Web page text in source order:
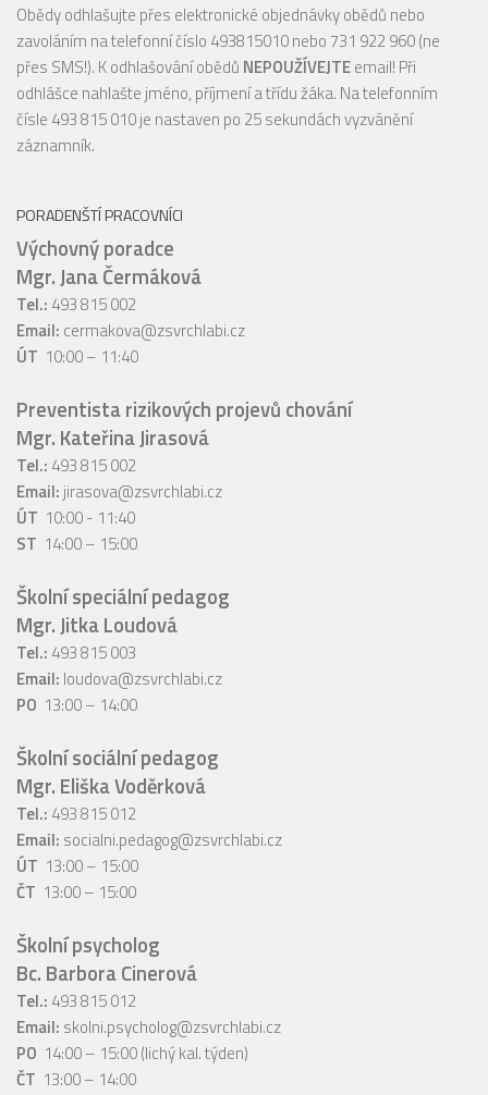
Obědy odhlašujte přes elektronické objednávky obědů nebo
zavoláním na telefonní číslo 493815010 nebo 731 922 960 (ne
přes SMS!). K odhlašování obědů NEPOUŽÍVEJTEemail! Při
odhlášce nahlašte jméno, příjmení a třídu žáka. Na telefonním
čísle 493 815 010 je nastaven po 25 sekundách vyzvánění
záznamník.
PORADENŠTÍ PRACOVNÍCI
Výchovný poradce
Mgr. Jana Čermáková
Tel.: 493 815 002
Email: cermakova@zsvrchlabi.cz
ÚT 10:00 – 11:40
Preventista rizikových projevů chování
Mgr. Kateřina Jirasová
Tel.: 493 815 002
Email: jirasova@zsvrchlabi.cz
ÚT 10:00 - 11:40
ST 14:00 – 15:00
Školní speciální pedagog
Mgr. Jitka Loudová
Tel.: 493 815 003
Email: loudova@zsvrchlabi.cz
PO 13:00 – 14:00
Školní sociální pedagog
Mgr. Eliška Voděrková
Tel.: 493 815 012
Email: socialni.pedagog@zsvrchlabi.cz
ÚT 13:00 – 15:00
ČT 13:00 – 15:00
Školní psycholog
Bc. Barbora Cinerová
Tel.: 493 815 012
Email: skolni.psycholog@zsvrchlabi.cz
PO 14:00 – 15:00 (lichý kal. týden)
ČT 13:00 – 14:00